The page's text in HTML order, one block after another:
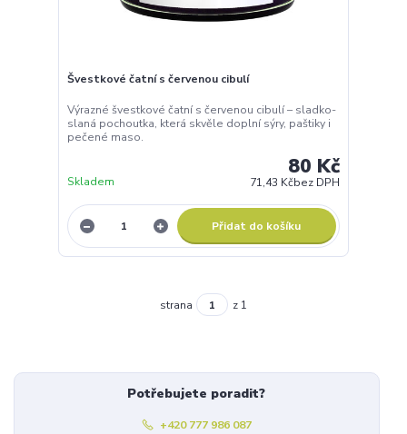
Švestkové čatní s červenou cibulí
Výrazné švestkové čatní s červenou cibulí – sladko-
slaná pochoutka, která skvěle doplní sýry, paštiky i
pečené maso.
80 Kč
71,43 Kčbez DPH
Skladem
Přidat do košíku
strana z 1
Potřebujete poradit?
+420 777 986 087